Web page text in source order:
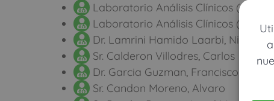
Laboratorio Análisis Clínicos
Laboratorio Análisis Clínicos (Quero
Dr. Lamrini Hamido Laarbi, Nil
Sr. Calderon Villodres, Carlos
Dr. Garcia Guzman, Francisco
Sr. Candon Moreno, Alvaro